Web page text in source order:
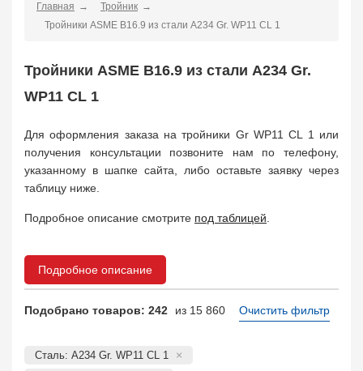
Крестовина 361
Переходник понижающий
Муфта соединительная 683
Заглушка, крышка
Втулка, футорка 135
Бобышка 63248
Седло 211
Днище
Втулка для фланца 698
Главная
Тройник
Тройники ASME B16.9 из стали A234 Gr. WP11 CL 1
Тройники ASME B16.9 из стали A234 Gr.
WP11 CL 1
Для оформления заказа на тройники Gr WP11 CL 1 или
получения консультации позвоните нам по телефону,
указанному в шапке сайта, либо оставьте заявку через
таблицу ниже.
Подробное описание смотрите под таблицей
Подробное описание
Подобрано товаров: 242 из 15 860 Очистить фильтр
Сталь: A234 Gr. WP11 CL 1